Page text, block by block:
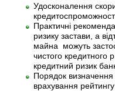
Удосконалення
Практичні
ризику застави, а
майна можуть
чистого кредитного
кредитний ризик
Порядок визначення
врахування